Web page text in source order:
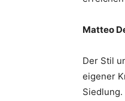
Matteo
Der Stil
eigener